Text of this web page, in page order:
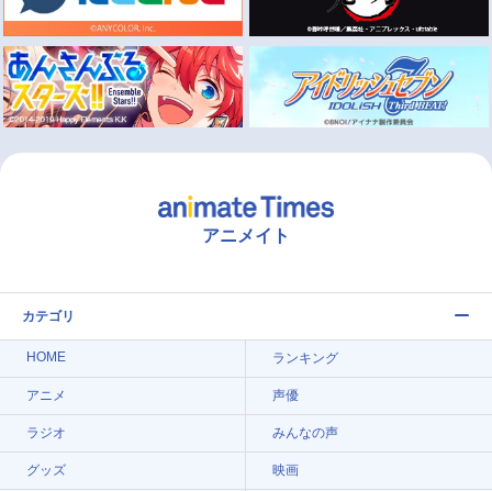
アニメイト
カテゴリ
HOME ランキング
アニメ 声優
ラジオ みんなの声
グッズ 映画